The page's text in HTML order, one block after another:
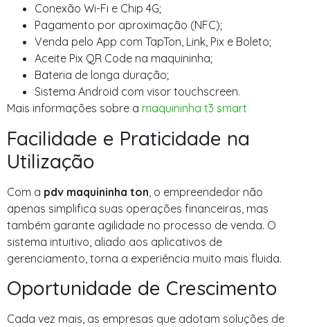
Conexão Wi-Fi e Chip 4G;
Pagamento por aproximação (NFC);
Venda pelo App com TapTon, Link, Pix e Boleto;
Aceite Pix QR Code na maquininha;
Bateria de longa duração;
Sistema Android com visor touchscreen.
Mais informações sobre a maquininha t3 smart
Facilidade e Praticidade na
Utilização
Com a pdv maquininha ton , o empreendedor não
apenas simplifica suas operações financeiras, mas
também garante agilidade no processo de venda. O
sistema intuitivo, aliado aos aplicativos de
gerenciamento, torna a experiência muito mais fluida.
Oportunidade de Crescimento
Cada vez mais, as empresas que adotam soluções de